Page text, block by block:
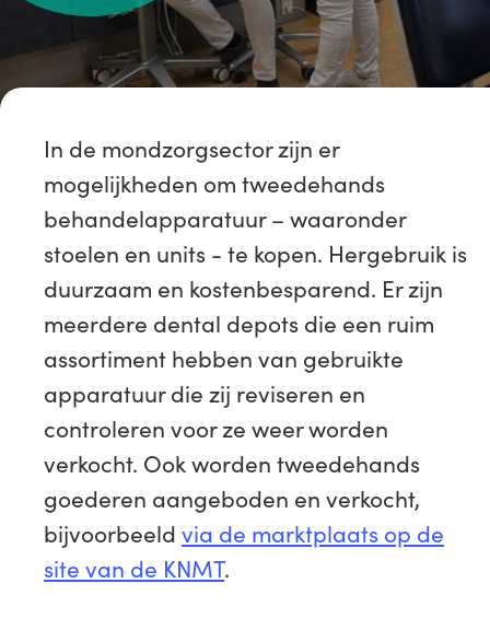
In de mondzorgsector zijn er
mogelijkheden om tweedehands
behandelapparatuur – waaronder
stoelen en units - te kopen. Hergebruik is
duurzaam en kostenbesparend. Er zijn
meerdere dental depots die een ruim
assortiment hebben van gebruikte
apparatuur die zij reviseren en
controleren voor ze weer worden
verkocht. Ook worden tweedehands
goederen aangeboden en verkocht,
bijvoorbeeld via de marktplaats op de
site van de KNMT.